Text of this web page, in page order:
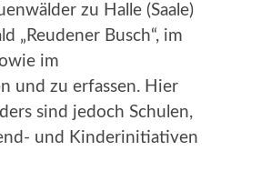
zu Halle (Saale)
„Reudener Busch“, im
im
und zu erfassen. Hier
sind jedoch Schulen,
und Kinderinitiativen